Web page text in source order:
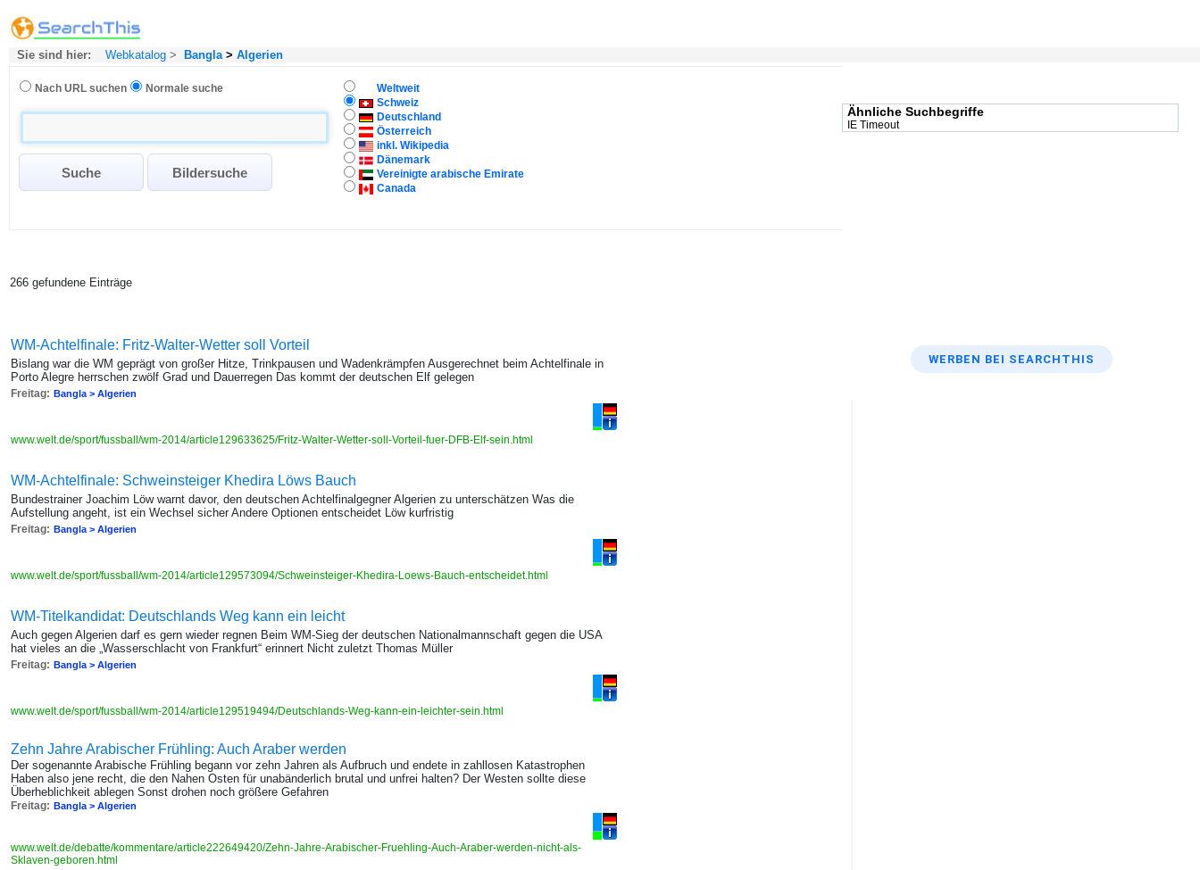
Sie sind hier: Webkatalog > Bangla> Algerien
Nach URL suchen Normale suche
Weltweit
Schweiz
Deutschland
Österreich
inkl. Wikipedia
Dänemark
Vereinigte arabische Emirate
Canada
266 gefundene Einträge
WM-Achtelfinale: Fritz-Walter-Wetter soll Vorteil
Bislang war die WM geprägt von großer Hitze, Trinkpausen und Wadenkrämpfen Ausgerechnet beim Achtelfinale in
Porto Alegre herrschen zwölf Grad und Dauerregen Das kommt der deutschen Elf gelegen
Freitag: Bangla > Algerien
www.welt.de/sport/fussball/wm-2014/article129633625/Fritz-Walter-Wetter-soll-Vorteil-fuer-DFB-Elf-sein.html
WM-Achtelfinale: Schweinsteiger Khedira Löws Bauch
Bundestrainer Joachim Löw warnt davor, den deutschen Achtelfinalgegner Algerien zu unterschätzen Was die
Aufstellung angeht, ist ein Wechsel sicher Andere Optionen entscheidet Löw kurfristig
Freitag: Bangla > Algerien
www.welt.de/sport/fussball/wm-2014/article129573094/Schweinsteiger-Khedira-Loews-Bauch-entscheidet.html
WM-Titelkandidat: Deutschlands Weg kann ein leicht
Auch gegen Algerien darf es gern wieder regnen Beim WM-Sieg der deutschen Nationalmannschaft gegen die USA
hat vieles an die „Wasserschlacht von Frankfurt“ erinnert Nicht zuletzt Thomas Müller
Freitag: Bangla > Algerien
www.welt.de/sport/fussball/wm-2014/article129519494/Deutschlands-Weg-kann-ein-leichter-sein.html
Zehn Jahre Arabischer Frühling: Auch Araber werden
Der sogenannte Arabische Frühling begann vor zehn Jahren als Aufbruch und endete in zahllosen Katastrophen
Haben also jene recht, die den Nahen Osten für unabänderlich brutal und unfrei halten? Der Westen sollte diese
Überheblichkeit ablegen Sonst drohen noch größere Gefahren
Freitag: Bangla > Algerien
www.welt.de/debatte/kommentare/article222649420/Zehn-Jahre-Arabischer-Fruehling-Auch-Araber-werden-nicht-als-
Sklaven-geboren.html